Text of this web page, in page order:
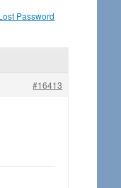
Password
#16413